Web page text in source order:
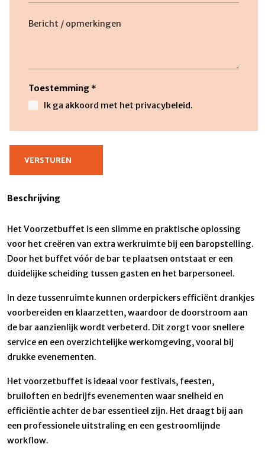
slash
MM
Beschrijving
Toestemming *
Ik ga akkoord met het privacybeleid.
Beschrijving
Het Voorzetbuffet is een slimme en praktische oplossing
voor het creëren van extra werkruimte bij een baropstelling.
Door het buffet vóór de bar te plaatsen ontstaat er een
duidelijke scheiding tussen gasten en het barpersoneel.
In deze tussenruimte kunnen orderpickers efficiënt drankjes
voorbereiden en klaarzetten, waardoor de doorstroom aan
de bar aanzienlijk wordt verbeterd. Dit zorgt voor snellere
service en een overzichtelijke werkomgeving, vooral bij
drukke evenementen.
Het voorzetbuffet is ideaal voor festivals, feesten,
bruiloften en bedrijfs evenementen waar snelheid en
efficiëntie achter de bar essentieel zijn. Het draagt bij aan
een professionele uitstraling en een gestroomlijnde
workflow.